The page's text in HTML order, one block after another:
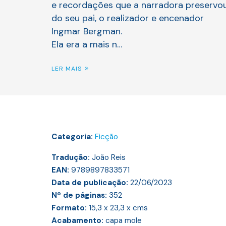
e recordações que a narradora
do seu pai, o realizador e encenador
Ingmar Bergman.
Ela era a mais n…
LER MAIS
Categoria: Ficção
Tradução: João Reis
EAN: 9789897833571
Data de publicação: 22/06/2023
Nº de páginas: 352
Formato: 15,3 x 23,3 x cms
Acabamento: capa mole